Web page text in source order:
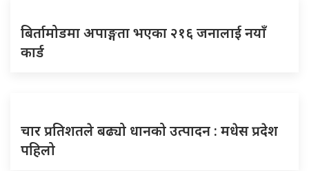
बिर्तामोडमा अपाङ्गता भएका २१६ जनालाई नयाँ
कार्ड
चार प्रतिशतले बढ्यो धानको उत्पादन : मधेस प्रदेश
पहिलो